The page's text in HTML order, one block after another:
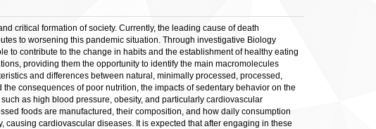
critical formation of society. Currently, the leading cause of death
to worsening this pandemic situation. Through investigative Biology
to contribute to the change in habits and the establishment of healthy eating
providing them the opportunity to identify the main macromolecules
and differences between natural, minimally processed, processed,
consequences of poor nutrition, the impacts of sedentary behavior on the
as high blood pressure, obesity, and particularly cardiovascular
foods are manufactured, their composition, and how daily consumption
cardiovascular diseases. It is expected that after engaging in these